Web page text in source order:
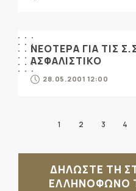
ΝΕΟΤΕΡΑ ΓΙΑ ΤΙΣ
ΑΣΦΑΛΙΣΤΙΚΟ
28.05.2001 12:00
1 2 3 4
ΔΗΛΩΣΤΕ ΤΗ
ΕΛΛΗΝΟΦΩΝΟ